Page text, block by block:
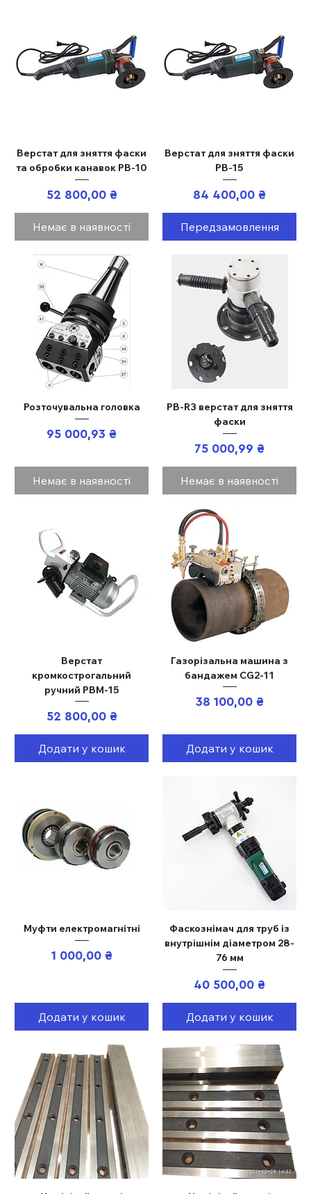
Верстат для зняття фаски
та обробки канавок PB-10
Ціна
52 800,00 ₴
Немає в наявності
Верстат для зняття фаски
PB-15
Ціна
84 400,00 ₴
Передзамовлення
Розточувальна головка
Ціна
95 000,93 ₴
Немає в наявності
PB-R3 верстат для зняття
фаски
Ціна
75 000,99 ₴
Немає в наявності
Верстат
кромкострогальний
ручний PBM-15
Ціна
52 800,00 ₴
Додати у кошик
Газорізальна машина з
бандажем CG2-11
Ціна
38 100,00 ₴
Додати у кошик
Муфти електромагнітні
Ціна
1 000,00 ₴
Додати у кошик
Фаскознімач для труб із
внутрішнім діаметром 28-
76 мм
Ціна
40 500,00 ₴
Додати у кошик